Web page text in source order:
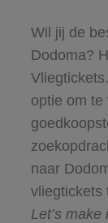
Wil jij de
Dodoma?
optie om te
naar
vliegtickets
Let’s make